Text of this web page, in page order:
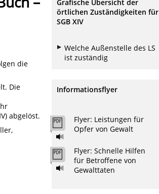
die
Die
abgelöst.
Grafische Übersicht der
örtlichen Zuständigkeiten für
SGB XIV
Welche Außenstelle des LS
ist zuständig
Informationsflyer
Flyer: Leistungen für
Opfer von Gewalt
Flyer: Schnelle Hilfen
für Betroffene von
Gewalttaten